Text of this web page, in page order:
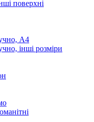
поверхні
А4
інші розміри